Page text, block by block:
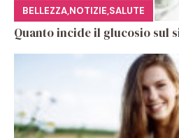
BELLEZZA,NOTIZIE,SALUTE
Quanto incide il glucosio sul